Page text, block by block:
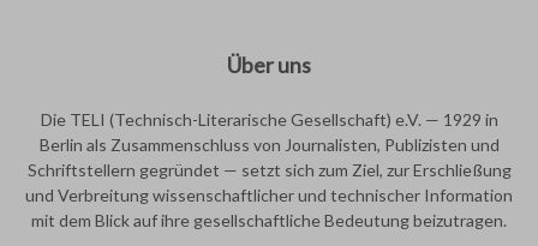
Über uns
Die TELI (Technisch-Literarische Gesellschaft) e.V. — 1929 in
Berlin als Zusammenschluss von Journalisten, Publizisten und
Schriftstellern gegründet — setzt sich zum Ziel, zur Erschließung
und Verbreitung wissenschaftlicher und technischer Information
mit dem Blick auf ihre gesellschaftliche Bedeutung beizutragen.